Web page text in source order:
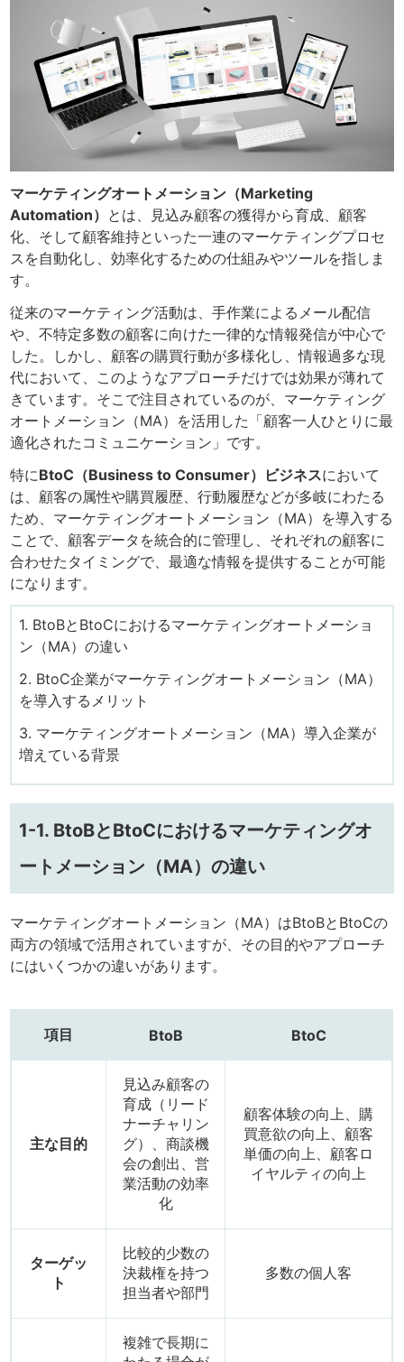
マーケティングオートメーション（Marketing
Automation） とは、見込み顧客の獲得から育成、顧客
化、そして顧客維持といった一連のマーケティングプロセ
スを自動化し、効率化するための仕組みやツールを指しま
す。
従来のマーケティング活動は、手作業によるメール配信
や、不特定多数の顧客に向けた一律的な情報発信が中心で
した。しかし、顧客の購買行動が多様化し、情報過多な現
代において、このようなアプローチだけでは効果が薄れて
きています。そこで注目されているのが、マーケティング
オートメーション（MA）を活用した「顧客一人ひとりに最
適化されたコミュニケーション」です。
特にBtoC（Business to Consumer）ビジネスにおいて
は、顧客の属性や購買履歴、行動履歴などが多岐にわたる
ため、マーケティングオートメーション（MA）を導入する
ことで、顧客データを統合的に管理し、それぞれの顧客に
合わせたタイミングで、最適な情報を提供することが可能
になります。
1. BtoBとBtoCにおけるマーケティングオートメーショ
ン（MA）の違い
2. BtoC企業がマーケティングオートメーション（MA）
を導入するメリット
3. マーケティングオートメーション（MA）導入企業が
増えている背景
1-1. BtoBとBtoCにおけるマーケティングオ
ートメーション（MA）の違い
マーケティングオートメーション（MA）はBtoBとBtoCの
両方の領域で活用されていますが、その目的やアプローチ
にはいくつかの違いがあります。
項目 BtoB BtoC
主な目的
見込み顧客の
育成（リード
ナーチャリン
グ）、商談機
会の創出、営
業活動の効率
化
顧客体験の向上、購
買意欲の向上、顧客
単価の向上、顧客ロ
イヤルティの向上
ターゲッ
ト
比較的少数の
決裁権を持つ
担当者や部門
多数の個人客
複雑で長期に